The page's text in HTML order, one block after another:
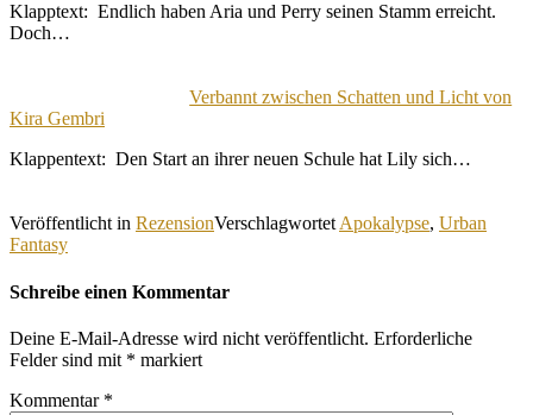
Klapptext: Endlich haben Aria und Perry seinen Stamm erreicht.
Doch…
Verbannt zwischen Schatten und Licht von
Kira Gembri
Klappentext: Den Start an ihrer neuen Schule hat Lily sich…
Veröffentlicht in RezensionVerschlagwortet Apokalypse, Urban
Fantasy
Schreibe einen Kommentar
Deine E-Mail-Adresse wird nicht veröffentlicht. Erforderliche
Felder sind mit * markiert
Kommentar *